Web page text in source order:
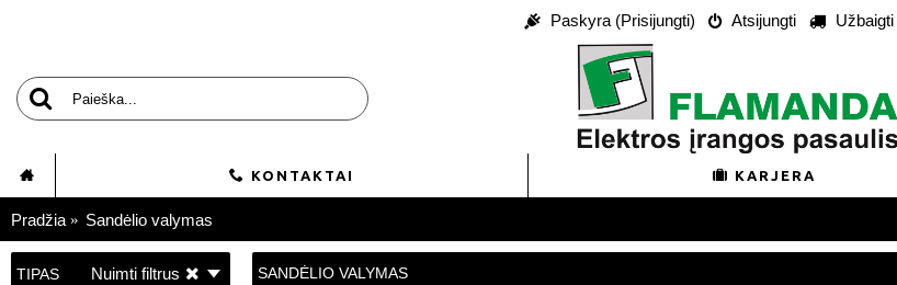
Paskyra (Prisijungti) Atsijungti
KONTAKTAI KARJERA
Pradžia Sandėlio valymas
Nuimti filtrus
TIPAS SANDĖLIO VALYMAS